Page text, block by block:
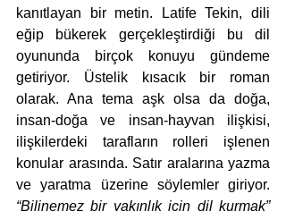
kanıtlayan bir metin. Latife Tekin, dili
eğip bükerek gerçekleştirdiği bu dil
oyununda birçok konuyu gündeme
getiriyor. Üstelik kısacık bir roman
olarak. Ana tema aşk olsa da doğa,
insan-doğa ve insan-hayvan ilişkisi,
ilişkilerdeki tarafların rolleri işlenen
konular arasında. Satır aralarına yazma
“Bilinemez bir yakınlık için dil kurmak”